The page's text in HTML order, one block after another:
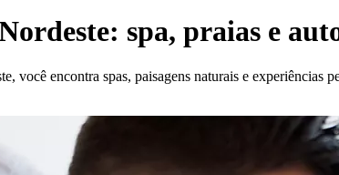
spa, praias e
você encontra spas, paisagens naturais e experiências